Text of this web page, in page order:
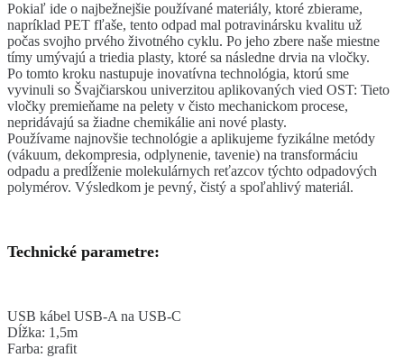
Pokiaľ ide o najbežnejšie používané materiály, ktoré zbierame,
napríklad PET fľaše, tento odpad mal potravinársku kvalitu už
počas svojho prvého životného cyklu. Po jeho zbere naše miestne
tímy umývajú a triedia plasty, ktoré sa následne drvia na vločky.
Po tomto kroku nastupuje inovatívna technológia, ktorú sme
vyvinuli so Švajčiarskou univerzitou aplikovaných vied OST: Tieto
vločky premieňame na pelety v čisto mechanickom procese,
nepridávajú sa žiadne chemikálie ani nové plasty.
Používame najnovšie technológie a aplikujeme fyzikálne metódy
(vákuum, dekompresia, odplynenie, tavenie) na transformáciu
odpadu a predĺženie molekulárnych reťazcov týchto odpadových
polymérov. Výsledkom je pevný, čistý a spoľahlivý materiál.
Technické parametre:
USB kábel USB-A na USB-C
Dĺžka: 1,5m
Farba: grafit